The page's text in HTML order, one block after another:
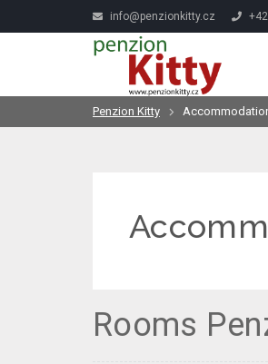
info@penzionkitty.cz
Penzion Kitty
Rooms